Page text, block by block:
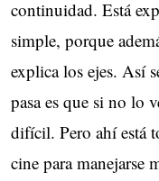
continuidad. Está
simple, porque
explica los ejes. Así
pasa es que si no lo
difícil. Pero ahí está
cine para manejarse